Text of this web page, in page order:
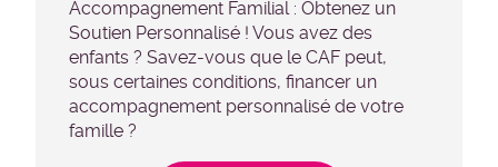
Accompagnement Familial : Obtenez un
Soutien Personnalisé ! Vous avez des
enfants ? Savez-vous que le CAF peut,
sous certaines conditions, financer un
accompagnement personnalisé de votre
famille ?